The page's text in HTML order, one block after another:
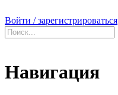
Войти / зарегистрироваться
Навигация